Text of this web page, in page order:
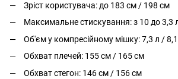
Зріст користувача: до 183 см / 198 см
Максимальне стискування: з 10 до 3,3
Об'єм у компресійному мішку: 7,3 л /
Обхват плечей: 155 см / 165 см
Обхват стегон: 146 см / 156 см